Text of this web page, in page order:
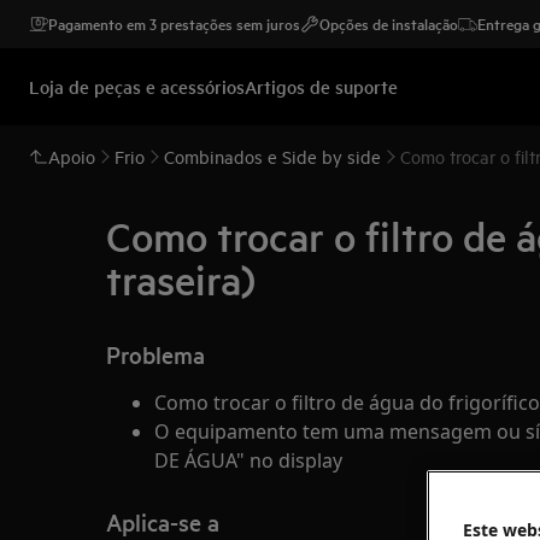
Pagamento em 3 prestações sem juros Opções de instalação Entrega
Loja de peças e acessóriosArtigos de suporte
Apoio Frio Combinados e Side by side Como trocar o
Como trocar o filtro de
traseira)
Problema
Como trocar o filtro de água do
O equipamento tem uma mensagem ou
DE ÁGUA" no display
Aplica-se a
Este